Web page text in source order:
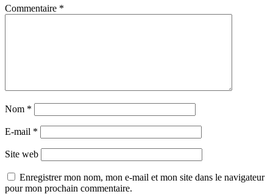
Commentaire *
Nom *
E-mail *
Site web
Enregistrer mon nom, mon e-mail et mon site dans le navigateur
pour mon prochain commentaire.